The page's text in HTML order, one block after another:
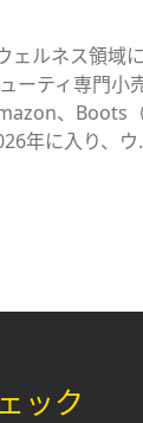
ェルネス領域
ーティ専門小
、Boots
年に入り、
ック